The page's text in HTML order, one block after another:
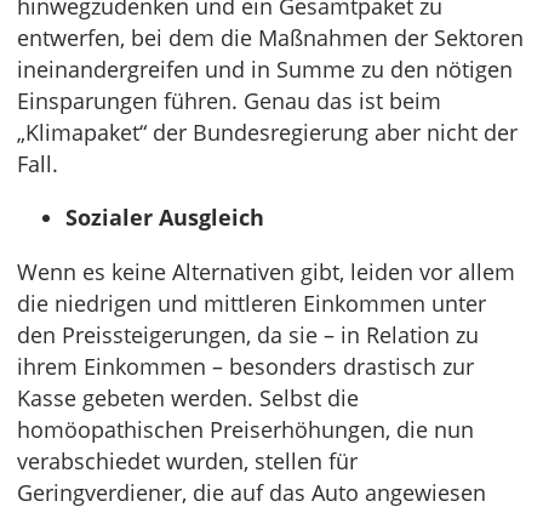
hinwegzudenken und ein Gesamtpaket zu
entwerfen, bei dem die Maßnahmen der Sektoren
ineinandergreifen und in Summe zu den nötigen
Einsparungen führen. Genau das ist beim
„Klimapaket“ der Bundesregierung aber nicht der
Fall.
Sozialer Ausgleich
Wenn es keine Alternativen gibt, leiden vor allem
die niedrigen und mittleren Einkommen unter
den Preissteigerungen, da sie – in Relation zu
ihrem Einkommen – besonders drastisch zur
Kasse gebeten werden. Selbst die
homöopathischen Preiserhöhungen, die nun
verabschiedet wurden, stellen für
Geringverdiener, die auf das Auto angewiesen